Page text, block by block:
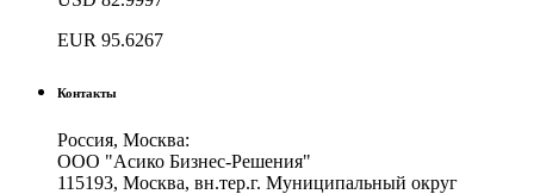
EUR 95.6267
Контакты
Россия, Москва:
ООО "Асико Бизнес-Решения"
115193, Москва, вн.тер.г. Муниципальный округ